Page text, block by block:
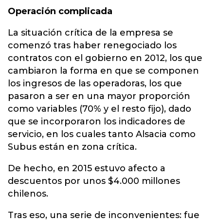
Operación complicada
La situación crítica de la empresa se
comenzó tras haber renegociado los
contratos con el gobierno en 2012, los que
cambiaron la forma en que se componen
los ingresos de las operadoras, los que
pasaron a ser en una mayor proporción
como variables (70% y el resto fijo), dado
que se incorporaron los indicadores de
servicio, en los cuales tanto Alsacia como
Subus están en zona crítica.
De hecho, en 2015 estuvo afecto a
descuentos por unos $4.000 millones
chilenos.
Tras eso, una serie de inconvenientes: fue